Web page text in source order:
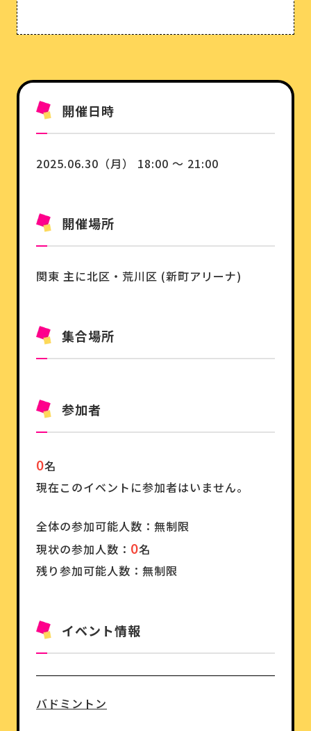
開催日時
2025.06.30（月） 18:00 ～ 21:00
開催場所
関東 主に北区・荒川区 (新町アリーナ)
集合場所
参加者
0名
現在このイベントに参加者はいません。
全体の参加可能人数：無制限
現状の参加人数： 0名
残り参加可能人数：無制限
イベント情報
バドミントン